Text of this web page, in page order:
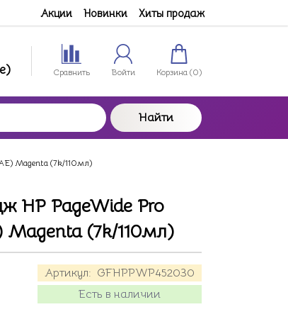
Акции Новинки Хиты продаж
Сравнить Войти Корзина (0)
Найти
Magenta (7k/110мл)
HP PageWide Pro
Magenta (7k/110мл)
Артикул: GFHPPWP452030
Есть в наличии